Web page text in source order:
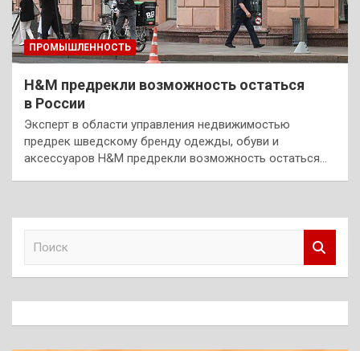
ПРОМЫШЛЕННОСТЬ
H&M предрекли возможность остаться
в России
Эксперт в области управления недвижимостью
предрек шведскому бренду одежды, обуви и
аксессуаров H&M предрекли возможность остаться…
к